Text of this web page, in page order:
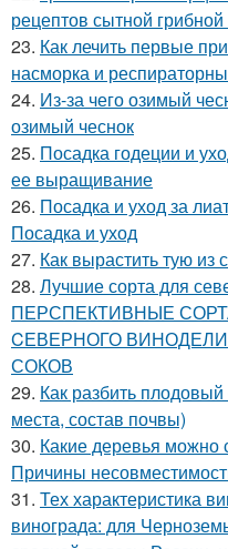
рецептов сытной
23. Как лечить первые
насморка и
24. Из-за чего озимый
озимый чеснок
25. Посадка годеции и
ее выращивание
26. Посадка и уход за
Посадка и уход
27. Как вырастить тую
28. Лучшие сорта для
ПЕРСПЕКТИВНЫЕ
CЕВЕРНОГО
СОКОВ
29. Как разбить
места, состав почвы)
30. Какие деревья можно
Причины
31. Тех характеристика
винограда: для